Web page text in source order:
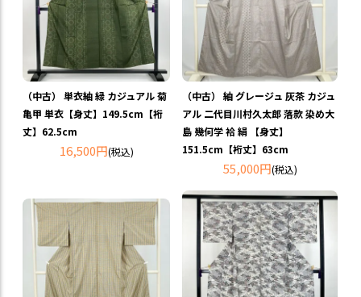
（中古） 単衣紬 緑 カジュアル 菊
亀甲 単衣【身丈】149.5cm【裄
丈】62.5cm
16,500円(税込)
（中古） 紬 グレージュ 灰茶 カジュ
アル 二代目川村久太郎 落款 染め大
島 幾何学 袷 絹 【身丈】
151.5cm【裄丈】63cm
55,000円(税込)